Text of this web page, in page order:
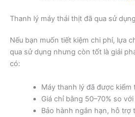
Thanh lý máy thái thịt đã qua sử dụng
Nếu bạn muốn tiết kiệm chi phí, lựa
qua sử dụng nhưng còn tốt là giải
có:
Máy thanh lý đã được kiểm
Giá chỉ bằng 50–70% so
Bảo hành ngắn hạn, hỗ trợ